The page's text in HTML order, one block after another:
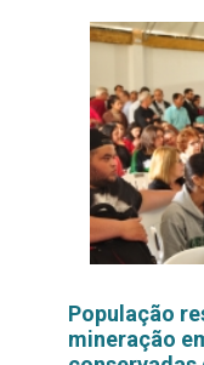
População
mineração